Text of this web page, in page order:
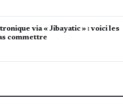
via « Jibayatic » : voici les
commettre